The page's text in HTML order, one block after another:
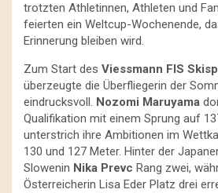
trotzten Athletinnen, Athleten und
feierten ein Weltcup-Wochenende,
Erinnerung bleiben wird.
Zum Start des Viessmann FIS
überzeugte die Überfliegerin der
eindrucksvoll. Nozomi Maruyama
Qualifikation mit einem Sprung auf
unterstrich ihre Ambitionen im
130 und 127 Meter. Hinter der
Slowenin Nika Prevc Rang zwei,
Österreicherin Lisa Eder Platz drei